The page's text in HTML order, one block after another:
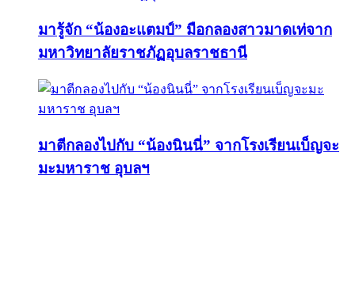
มารู้จัก “น้องอะแตมป์” มือกลองสาวมาดเท่จาก
มหาวิทยาลัยราชภัฏอุบลราชธานี
มาตีกลองไปกับ “น้องนินนี่” จากโรงเรียนเบ็ญจะ
มะมหาราช อุบลฯ